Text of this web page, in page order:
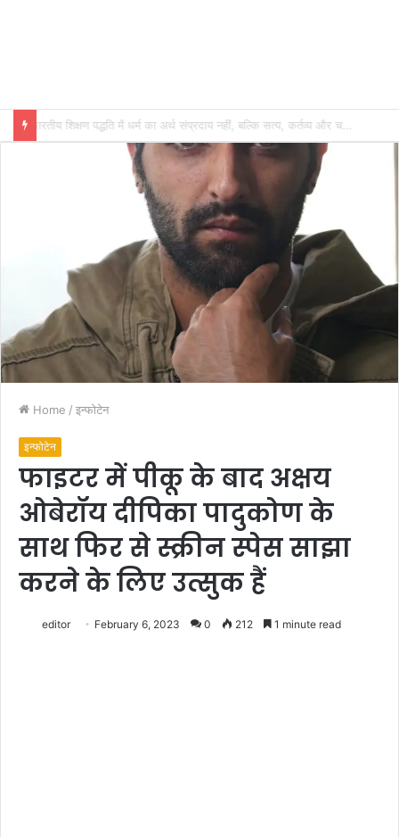
Home / इन्फोटेन
इन्फोटेन
फाइटर में पीकू के बाद अक्षय
ओबेरॉय दीपिका पादुकोण के
साथ फिर से स्क्रीन स्पेस साझा
करने के लिए उत्सुक हैं
editor February 6, 2023 0 212 1 minute read